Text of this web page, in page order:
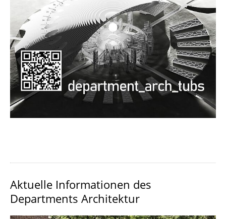
Dokumente und Downloads
Aktuelle Informationen des
Departments Architektur